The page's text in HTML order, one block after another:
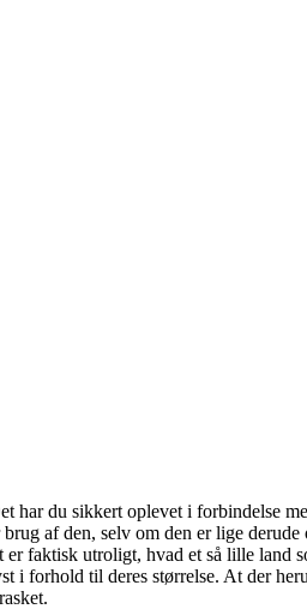
har du sikkert oplevet i forbindelse
af den, selv om den er lige
faktisk utroligt, hvad et så lille
forhold til deres størrelse. At der